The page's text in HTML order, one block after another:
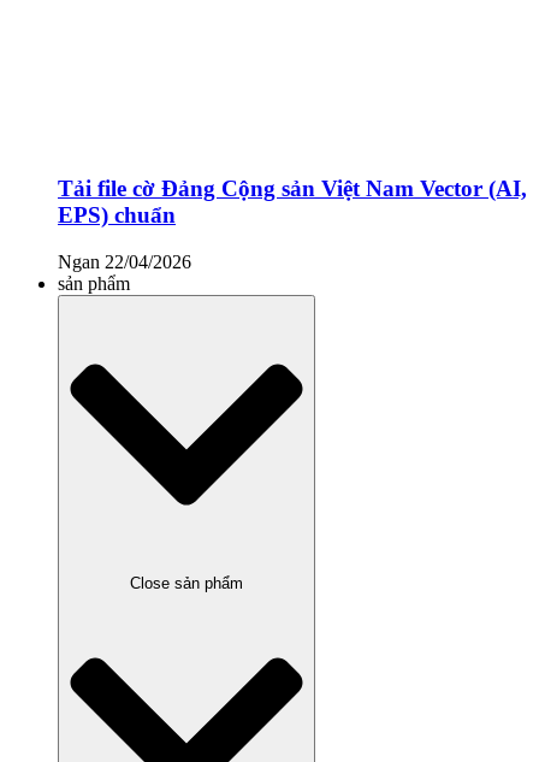
Tải file cờ Đảng Cộng sản Việt Nam Vector (AI,
EPS) chuẩn
Ngan 22/04/2026
sản phẩm
Close sản phẩm